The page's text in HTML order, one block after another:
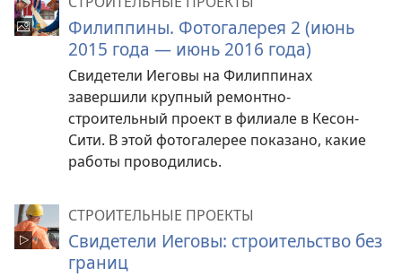
Филиппины. Фотогалерея 2 (июнь
2015 года — июнь 2016 года)
Свидетели Иеговы на Филиппинах
завершили крупный ремонтно-
строительный проект в филиале в Кесон-
Сити. В этой фотогалерее показано, какие
работы проводились.
СТРОИТЕЛЬНЫЕ ПРОЕКТЫ
Свидетели Иеговы: строительство без
границ